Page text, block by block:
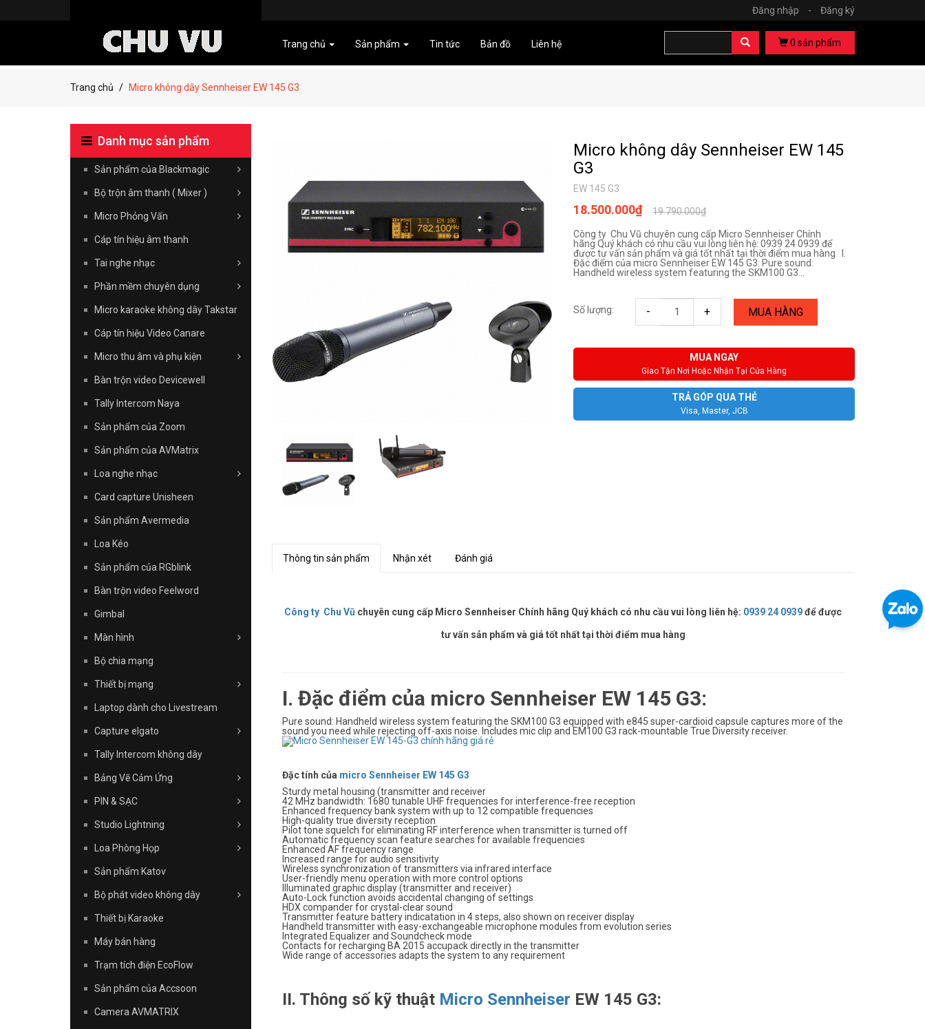
Đăng nhập - Đăng ký
Trang chủ Sản phẩm Tin tức Bản đồ Liên hệ 0 sản phẩm
Trang chủ Micro không dây Sennheiser EW 145 G3
Micro không dây Sennheiser EW 145
G3
EW 145 G3
19.790.000₫
18.500.000₫
Công ty Chu Vũ chuyên cung cấp Micro Sennheiser Chính
hãng Quý khách có nhu cầu vui lòng liên hệ: 0939 24 0939 để
được tư vấn sản phẩm và giá tốt nhất tại thời điểm mua hàng I.
Đặc điểm của micro Sennheiser EW 145 G3: Pure sound:
Handheld wireless system featuring the SKM100 G3...
Số lượng: - + MUA HÀNG
MUA NGAY
Giao Tận Nơi Hoặc Nhận Tại Cửa Hàng
TRẢ GÓP QUA THẺ
Visa, Master, JCB
Thông tin sản phẩm Nhận xét Đánh giá
Công ty Chu Vũ chuyên cung cấp Micro Sennheiser Chính hãng Quý khách có nhu cầu vui lòng liên hệ: 0939 24 0939để được
tư vấn sản phẩm và giá tốt nhất tại thời điểm mua hàng
I. Đặc điểm của micro Sennheiser EW 145 G3:
Pure sound: Handheld wireless system featuring the SKM100 G3 equipped with e845 super-cardioid capsule captures more of the
sound you need while rejecting off-axis noise. Includes mic clip and EM100 G3 rack-mountable True Diversity receiver.
Đặc tính của micro Sennheiser EW 145 G3
Sturdy metal housing (transmitter and receiver
42 MHz bandwidth: 1680 tunable UHF frequencies for interference-free reception
Enhanced frequency bank system with up to 12 compatible frequencies
High-quality true diversity reception
Pilot tone squelch for eliminating RF interference when transmitter is turned off
Automatic frequency scan feature searches for available frequencies
Enhanced AF frequency range
Increased range for audio sensitivity
Wireless synchronization of transmitters via infrared interface
User-friendly menu operation with more control options
Illuminated graphic display (transmitter and receiver)
Auto-Lock function avoids accidental changing of settings
HDX compander for crystal-clear sound
Transmitter feature battery indicatation in 4 steps, also shown on receiver display
Handheld transmitter with easy-exchangeable microphone modules from evolution series
Integrated Equalizer and Soundcheck mode
Contacts for recharging BA 2015 accupack directly in the transmitter
Wide range of accessories adapts the system to any requirement
II. Thông số kỹ thuật Micro Sennheiser EW 145 G3:
Danh mục sản phẩm
Sản phẩm của Blackmagic
Bộ trộn âm thanh ( Mixer )
Micro Phỏng Vấn
Cáp tín hiệu âm thanh
Tai nghe nhạc
Phần mềm chuyên dụng
Micro karaoke không dây Takstar
Cáp tín hiệu Video Canare
Micro thu âm và phụ kiện
Bàn trộn video Devicewell
Tally Intercom Naya
Sản phẩm của Zoom
Sản phẩm của AVMatrix
Loa nghe nhạc
Card capture Unisheen
Sản phẩm Avermedia
Loa Kéo
Sản phẩm của RGblink
Bàn trộn video Feelword
Gimbal
Màn hình
Bộ chia mạng
Thiết bị mạng
Laptop dành cho Livestream
Capture elgato
Tally Intercom không dây
Bảng Vẽ Cảm Ứng
PIN & SẠC
Studio Lightning
Loa Phòng Họp
Sản phẩm Katov
Bộ phát video không dây
Thiết bị Karaoke
Máy bán hàng
Trạm tích điện EcoFlow
Sản phẩm của Accsoon
Camera AVMATRIX